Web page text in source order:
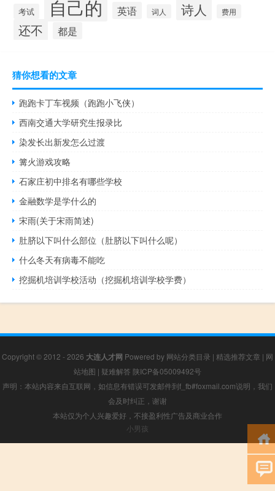
考试 自己的 英语 词人 诗人 费用
还不 都是
猜你想看的文章
跑跑卡丁车视频（跑跑小飞侠）
西南交通大学研究生报录比
染发长出新发怎么过渡
篝火游戏攻略
石家庄初中排名有哪些学校
金融数学是学什么的
宋雨(关于宋雨简述)
肚脐以下叫什么部位（肚脐以下叫什么呢）
什么冬天有病毒不能吃
挖掘机培训学校活动（挖掘机培训学校学费）
Copyright © 2012 - 2026 大连人才网 Powered by 网站分类目录 | 精选推荐文章 | 网
站地图 | 疑难解答 陕ICP备05009492号
声明：本站内容来自互联网，如信息有错误可发邮件到f_fb#foxmail.com说明，我们
会及时纠正，谢谢
本站仅为个人兴趣爱好，不接盈利性广告及商业合作
小男孩